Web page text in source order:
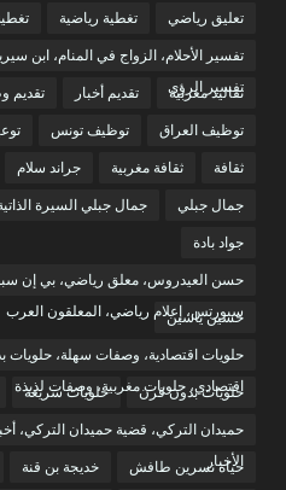
تعليق رياضي تغطية رياضية
تفسير الأحلام، الزواج في المنام، ابن
تفسير الرؤى
تقاليد مغربية تقديم أخبار تقديم
توظيف العراق توظيف تونس
ثقافة ثقافة مغربية جراند سلام
جمال جبلي جمال جبلي السيرة
جواد بادة
حسن العيدروس، معلق رياضي، بي إن
سبورتس، إعلام رياضي، المعلقون العرب
حسين ياسين
حلويات اقتصادية، وصفات سهلة،
اقتصادي، حلويات مغربية، وصفات لذيذة
حلويات بدون فرن حلويات سريعة
حميدان التركي، قضية حميدان التركي،
الأخبار
حياة نسرين طافش خديجة بن قنة